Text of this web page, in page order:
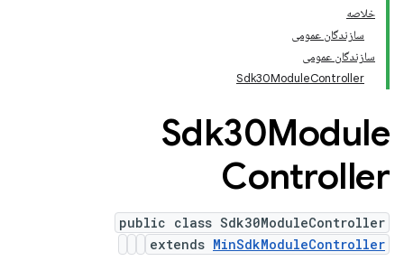
خلاصه
سازندگان عمومی
سازندگان عمومی
Sdk30ModuleController
Sdk30Module
Controller
public class Sdk30ModuleController
extends MinSdkModuleController